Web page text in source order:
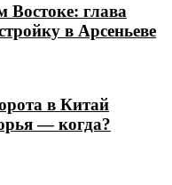
глава
в Арсеньеве
в Китай
— когда?